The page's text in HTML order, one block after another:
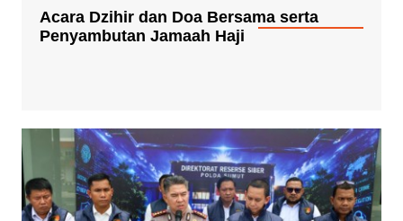
Acara Dzihir dan Doa Bersama serta
Penyambutan Jamaah Haji